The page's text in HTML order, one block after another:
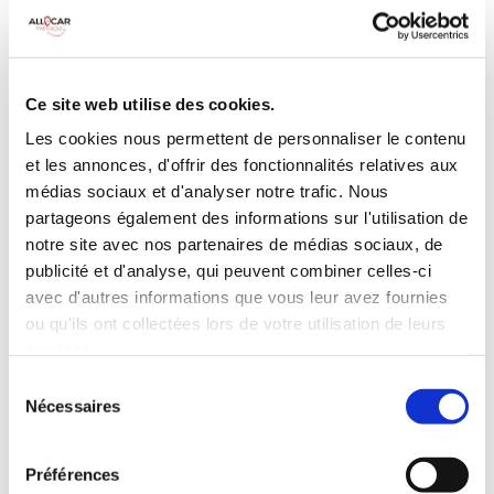
Ce site web utilise des cookies.
Les cookies nous permettent de personnaliser le contenu
et les annonces, d'offrir des fonctionnalités relatives aux
médias sociaux et d'analyser notre trafic. Nous
partageons également des informations sur l'utilisation de
notre site avec nos partenaires de médias sociaux, de
publicité et d'analyse, qui peuvent combiner celles-ci
avec d'autres informations que vous leur avez fournies
ou qu'ils ont collectées lors de votre utilisation de leurs
Nécessaires
Préférences
100 CV
INCLUS À LA LOCATION
Killométrage illimité
Assurance tous risques (hors franchise)
Carburant : plein à rendre plein
CONDITIONS DE LOCATION
Age minimum :20 ans
ASSURANCE